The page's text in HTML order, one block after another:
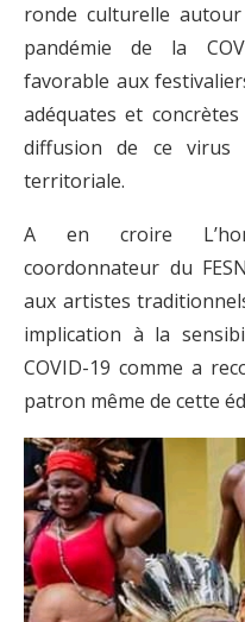
ronde culturelle
pandémie de la
favorable aux
adéquates et
diffusion de ce virus
territoriale.
A en croire
coordonnateur du
aux artistes
implication à la
COVID-19 comme a
patron même de cette